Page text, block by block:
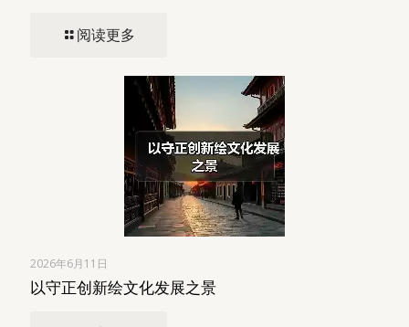
阅读更多
2026年6月11日
以守正创新绘文化发展之景